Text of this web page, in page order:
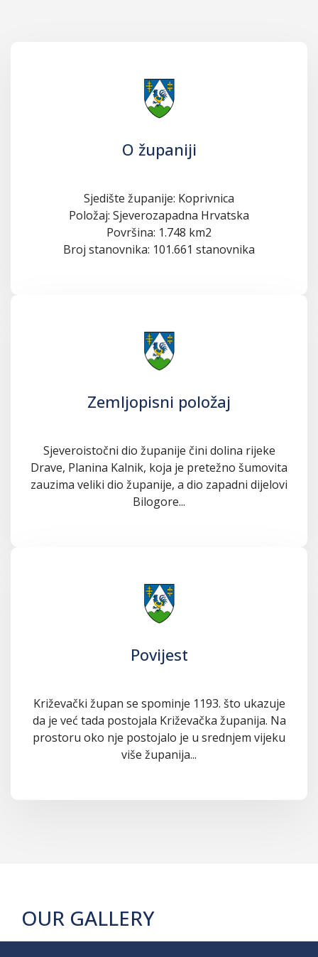
O županiji
Sjedište županije: Koprivnica
Položaj: Sjeverozapadna Hrvatska
Površina: 1.748 km2
Broj stanovnika: 101.661 stanovnika
Zemljopisni položaj
Sjeveroistočni dio županije čini dolina rijeke
Drave, Planina Kalnik, koja je pretežno šumovita
zauzima veliki dio županije, a dio zapadni dijelovi
Bilogore...
Povijest
Križevački župan se spominje 1193. što ukazuje
da je već tada postojala Križevačka županija. Na
prostoru oko nje postojalo je u srednjem vijeku
više županija...
OUR GALLERY